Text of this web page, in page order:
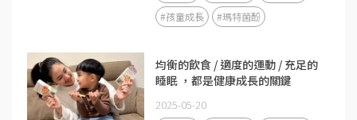
#孩童成長
#瑪特菌酚
均衡的飲食 / 適度的運動 / 充足的
睡眠 ，都是健康成長的關鍵
2025-05-20